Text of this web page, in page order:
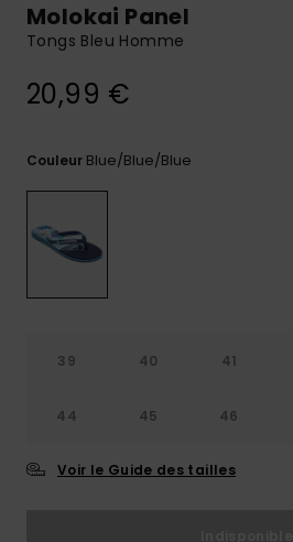
plus rapide
à votre
Trouvez
la FAQ
Molokai Panel
Tongs Bleu Homme
20,99 €
Couleur Blue/blue/blue
39 40 41
44 45 46
Voir le Guide des tailles